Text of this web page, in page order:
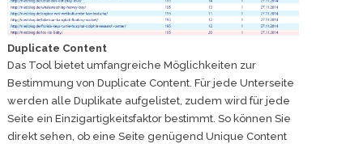
Duplicate Content
Das Tool bietet umfangreiche Möglichkeiten zur
Bestimmung von Duplicate Content. Für jede Unterseite
werden alle Duplikate aufgelistet, zudem wird für jede
Seite ein Einzigartigkeitsfaktor bestimmt. So können Sie
direkt sehen, ob eine Seite genügend Unique Content